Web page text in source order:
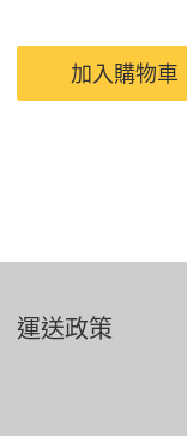
加入購物車
運送政策